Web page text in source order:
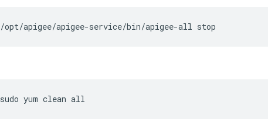
/opt/apigee/apigee-service/bin/apigee-all stop
sudo yum clean all